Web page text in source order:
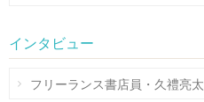
インタビュー
フリーランス書店員・久禮亮太